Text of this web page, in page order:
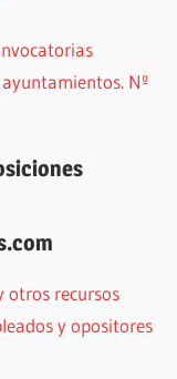
Nº
otros recursos
y opositores